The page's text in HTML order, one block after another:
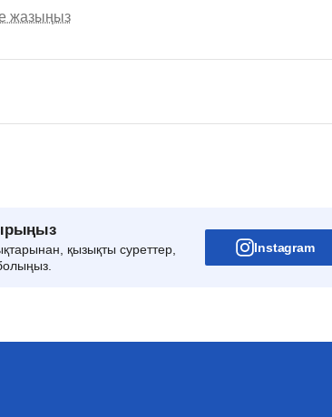
жазыңыз
қызықты суреттер,
Instagram